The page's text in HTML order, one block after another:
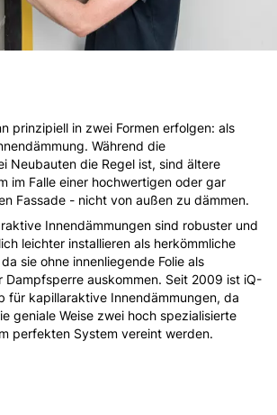
prinzipiell in zwei Formen erfolgen: als
Während die
Neubauten die Regel ist, sind ältere
im Falle einer hochwertigen oder gar
Fassade - nicht von außen zu dämmen.
Innendämmungen sind robuster und
leichter installieren als herkömmliche
sie ohne innenliegende Folie als
Dampfsperre auskommen. Seit 2009 ist iQ-
für kapillaraktive Innendämmungen, da
geniale Weise zwei hoch spezialisierte
perfekten System vereint werden.